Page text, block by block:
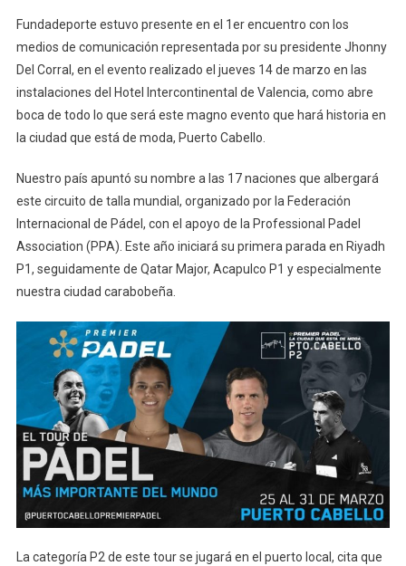
Fundadeporte estuvo presente en el 1er encuentro con los
medios de comunicación representada por su presidente Jhonny
Del Corral, en el evento realizado el jueves 14 de marzo en las
instalaciones del Hotel Intercontinental de Valencia, como abre
boca de todo lo que será este magno evento que hará historia en
la ciudad que está de moda, Puerto Cabello.
Nuestro país apuntó su nombre a las 17 naciones que albergará
este circuito de talla mundial, organizado por la Federación
Internacional de Pádel, con el apoyo de la Professional Padel
Association (PPA). Este año iniciará su primera parada en Riyadh
P1, seguidamente de Qatar Major, Acapulco P1 y especialmente
nuestra ciudad carabobeña.
La categoría P2 de este tour se jugará en el puerto local, cita que